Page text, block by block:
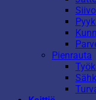
Pienrauta